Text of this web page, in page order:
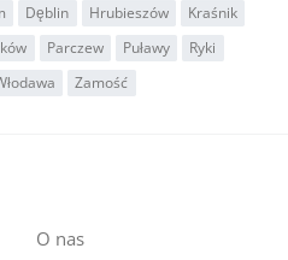
Dęblin Hrubieszów
Kraśnik
Parczew Puławy
Ryki
Zamość
O nas